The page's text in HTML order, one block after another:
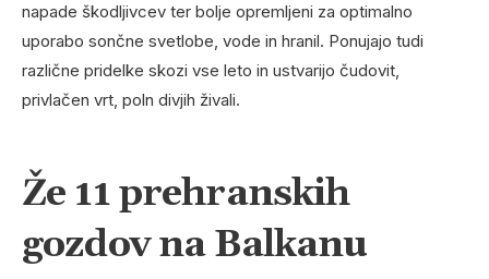
napade škodljivcev ter bolje opremljeni za optimalno
uporabo sončne svetlobe, vode in hranil. Ponujajo tudi
različne pridelke skozi vse leto in ustvarijo čudovit,
privlačen vrt, poln divjih živali.
Že 11 prehranskih
gozdov na Balkanu